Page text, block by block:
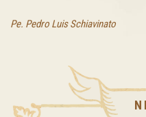
Pe. Pedro Luis Schiavinato